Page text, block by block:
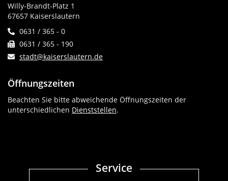
Willy-Brandt-Platz 1
67657 Kaiserslautern
0631 / 365 - 0
0631 / 365 - 190
stadt@kaiserslautern.de
Öffnungszeiten
Beachten Sie bitte abweichende Öffnungszeiten der
unterschiedlichen Dienststellen.
Service